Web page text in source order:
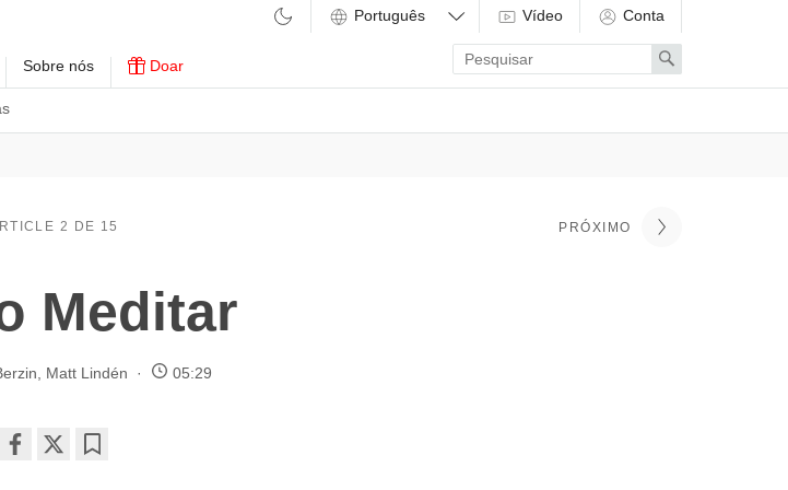
Sobre nós Doar
Vídeo Conta
Enter
search
term
Search
2 DE 15 PRÓXIMO
Meditar
Matt Lindén 05:29